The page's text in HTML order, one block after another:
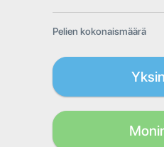
Pelien kokonaismäärä